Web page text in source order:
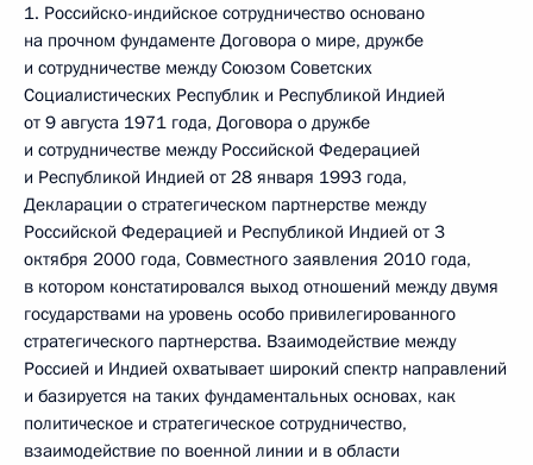
1. Российско-индийское сотрудничество основано
на прочном фундаменте Договора о мире, дружбе
и сотрудничестве между Союзом Советских
Социалистических Республик и Республикой Индией
от 9 августа 1971 года, Договора о дружбе
и сотрудничестве между Российской Федерацией
и Республикой Индией от 28 января 1993 года,
Декларации о стратегическом партнерстве между
Российской Федерацией и Республикой Индией от 3
октября 2000 года, Совместного заявления 2010 года,
в котором констатировался выход отношений между двумя
государствами на уровень особо привилегированного
стратегического партнерства. Взаимодействие между
Россией и Индией охватывает широкий спектр направлений
и базируется на таких фундаментальных основах, как
политическое и стратегическое сотрудничество,
взаимодействие по военной линии и в области